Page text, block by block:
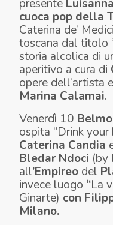
presente
cuoca pop della
Caterina de’
toscana dal titolo
storia alcolica di
aperitivo a cura di
opere dell’artista
Marina Calamai.
Venerdì 10
ospita “Drink
Caterina Candia
Bledar Ndoci (by
all’Empireo del
invece luogo “La
Ginarte) con
Milano.